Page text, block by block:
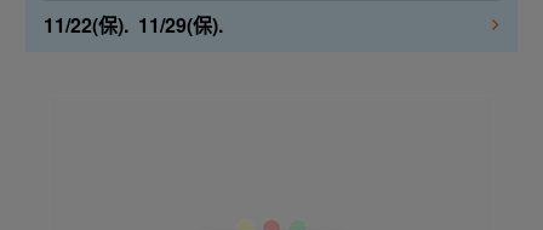
11/22(保). 11/29(保).